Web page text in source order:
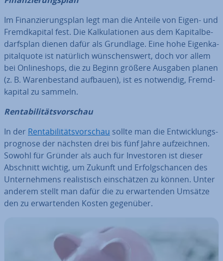
Im Fi­nan­zie­rungs­plan legt man die Anteile von Eigen- und
Fremd­ka­pi­tal fest. Die Kal­ku­la­tio­nen aus dem Ka­pi­tal­be­
darfs­plan dienen dafür als Grundlage. Eine hohe Ei­gen­ka­
pi­tal­quo­te ist natürlich wün­schens­wert, doch vor allem
bei On­line­shops, die zu Beginn größere Ausgaben planen
(z. B. Wa­ren­be­stand aufbauen), ist es notwendig, Fremd­
ka­pi­tal zu sammeln.
Ren­ta­bi­li­täts­vor­schau
In der Ren­ta­bi­li­täts­vor­schau sollte man die Ent­wick­lungs­
pro­gno­se der nächsten drei bis fünf Jahre auf­zeich­nen.
Sowohl für Gründer als auch für In­ves­to­ren ist dieser
Abschnitt wichtig, um Zukunft und Er­folgs­chan­cen des
Un­ter­neh­mens rea­lis­tisch ein­schät­zen zu können. Unter
anderem stellt man dafür die zu er­war­ten­den Umsätze
den zu er­war­ten­den Kosten gegenüber.